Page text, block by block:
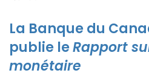
La Banque du
publie leRapport
monétaire